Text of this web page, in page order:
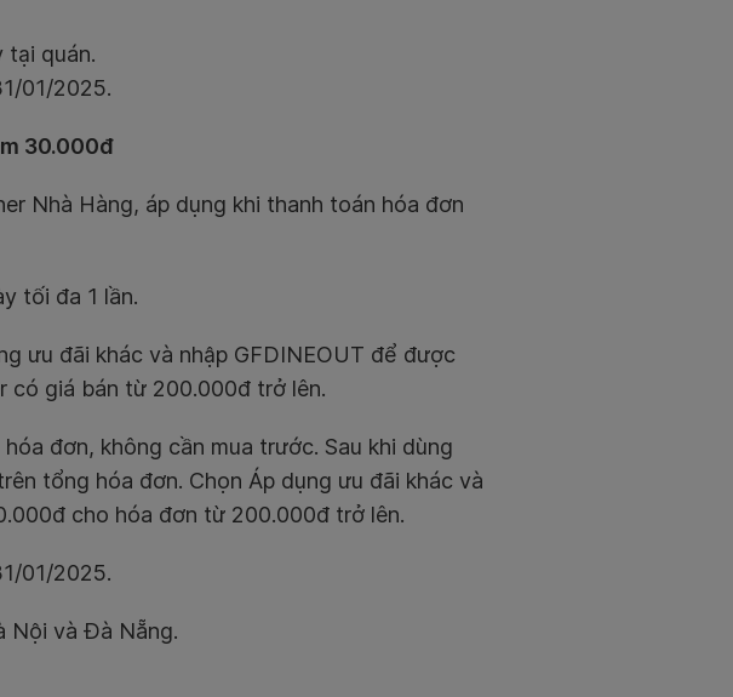
tại quán.
01/2025.
30.000đ
Nhà Hàng, áp dụng khi thanh toán hóa đơn
tối đa 1 lần.
ưu đãi khác và nhập GFDINEOUT để được
có giá bán từ 200.000đ trở lên.
đơn, không cần mua trước. Sau khi dùng
tổng hóa đơn. Chọn Áp dụng ưu đãi khác và
cho hóa đơn từ 200.000đ trở lên.
01/2025.
Nội và Đà Nẵng.